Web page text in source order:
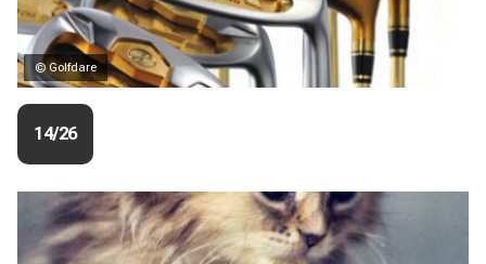
© Golfdare
14/26